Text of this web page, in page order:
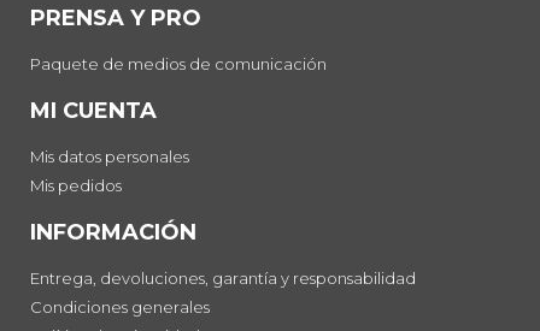
PRENSA Y PRO
Paquete de medios de comunicación
MI CUENTA
Mis datos personales
Mis pedidos
INFORMACIÓN
Entrega, devoluciones, garantía y responsabilidad
Condiciones generales